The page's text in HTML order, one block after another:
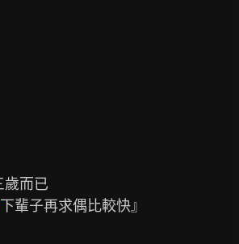
下輩子再求偶比較快』